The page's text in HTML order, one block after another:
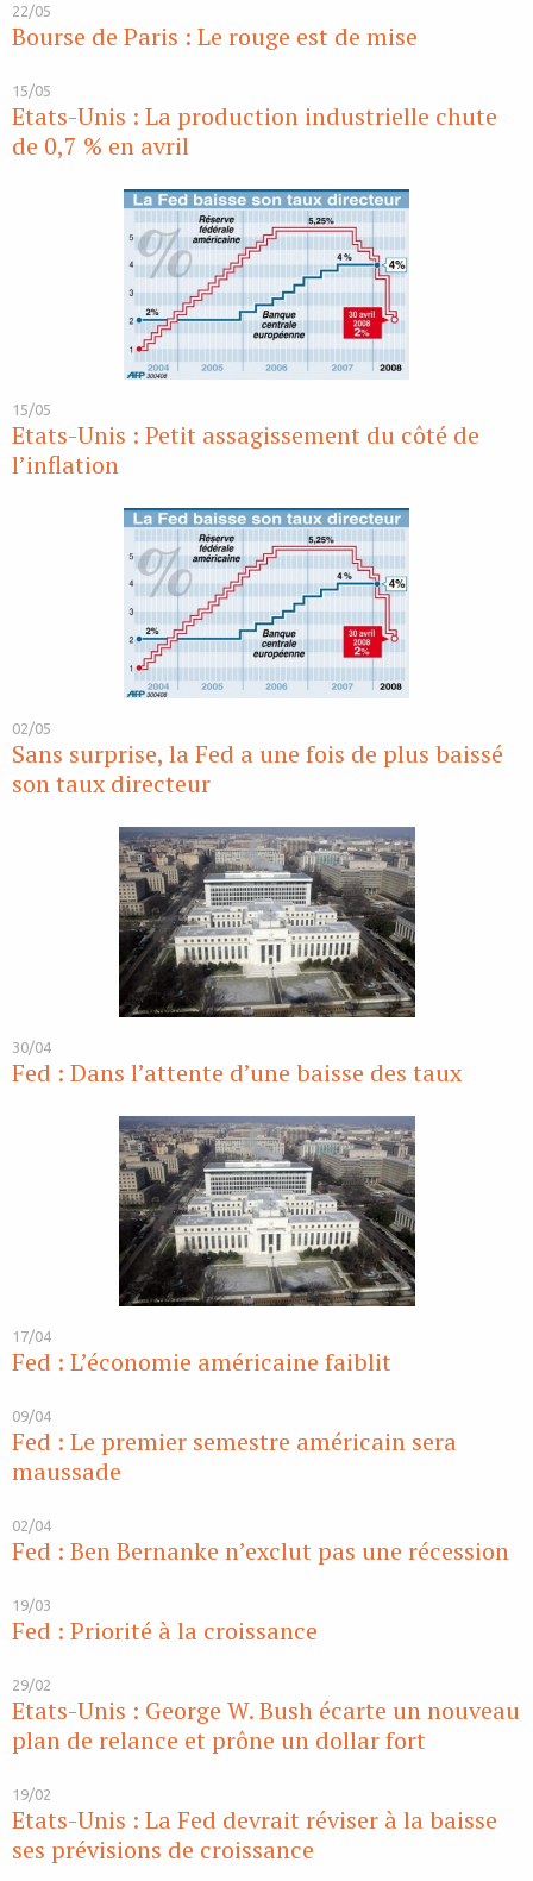
22/05
Bourse de Paris : Le rouge est de mise
15/05
Etats-Unis : La production industrielle chute
de 0,7 % en avril
15/05
Etats-Unis : Petit assagissement du côté de
l’inflation
02/05
Sans surprise, la Fed a une fois de plus baissé
son taux directeur
30/04
Fed : Dans l’attente d’une baisse des taux
17/04
Fed : L’économie américaine faiblit
09/04
Fed : Le premier semestre américain sera
maussade
02/04
Fed : Ben Bernanke n’exclut pas une récession
19/03
Fed : Priorité à la croissance
29/02
Etats-Unis : George W. Bush écarte un nouveau
plan de relance et prône un dollar fort
19/02
Etats-Unis : La Fed devrait réviser à la baisse
ses prévisions de croissance